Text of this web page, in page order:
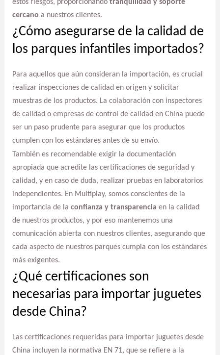
estos riesgos, proporcionando tranquilidad y soporte
cercano a nuestros clientes.
¿Cómo asegurarse de la calidad de
los parques infantiles importados?
Para aquellos que aún consideran la importación, es crucial
realizar inspecciones de calidad en origen y solicitar
muestras de los productos. La colaboración con inspectores
de calidad o empresas de control de calidad en China puede
ser un paso prudente para asegurar que los productos
cumplen con los estándares antes de su envío.
También es recomendable exigir la documentación
apropiada que acredite las certificaciones de seguridad y
calidad, y en caso de duda, realizar pruebas en laboratorios
independientes. En Multiplay, somos conscientes de la
importancia de la confianza y transparencia en la calidad
de nuestros productos, y por eso mantenemos una
comunicación abierta con nuestros clientes, asegurando que
cada aspecto de nuestros parques cumpla con los estándares
más exigentes.
¿Qué certificaciones son
necesarias para importar juguetes
desde China?
Las certificaciones requeridas para importar juguetes desde
China incluyen la normativa EN 71, que se refiere a la